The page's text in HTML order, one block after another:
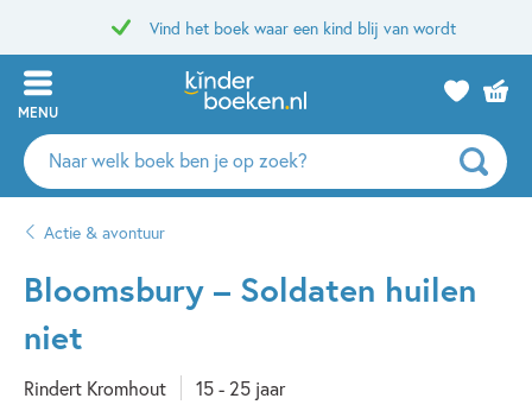
Vind het boek waar een kind blij van wordt
MENU
Zoeken
naar
auteurs
uitgevers
Actie & avontuur
Bloomsbury – Soldaten huilen
niet
Rindert Kromhout 15 - 25 jaar